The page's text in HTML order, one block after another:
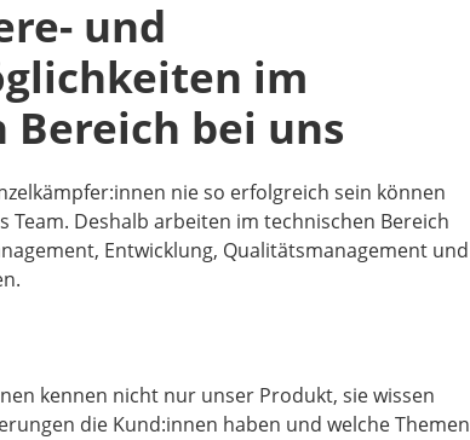
und
im
Bereich bei uns
nie so erfolgreich sein können
Team. Deshalb arbeiten im technischen Bereich
Entwicklung, Qualitätsmanagement und
kennen nicht nur unser Produkt, sie wissen
die Kund:innen haben und welche Themen